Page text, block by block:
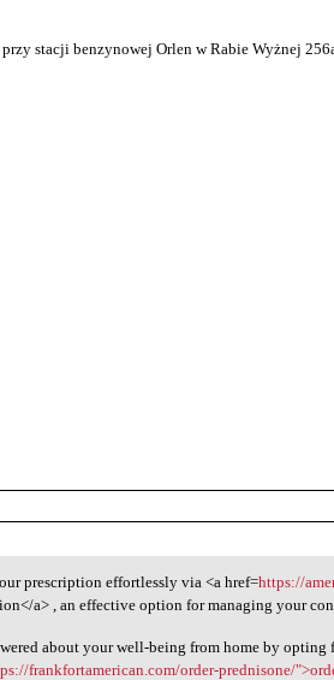
stacji benzynowej Orlen w Rabie Wyżnej
prescription
prescription effortlessly via <a href=https://
a> , an effective option for managing your
about your well-being from home by opting
frankfortamerican.com/order-prednisone/